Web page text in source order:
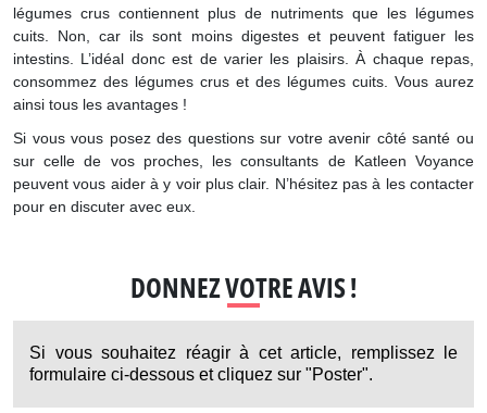
légumes crus contiennent plus de nutriments que les légumes
cuits. Non, car ils sont moins digestes et peuvent fatiguer les
intestins. L’idéal donc est de varier les plaisirs. À chaque repas,
consommez des légumes crus et des légumes cuits. Vous aurez
ainsi tous les avantages !
Si vous vous posez des questions sur votre avenir côté santé ou
sur celle de vos proches, les consultants de Katleen Voyance
peuvent vous aider à y voir plus clair. N’hésitez pas à les contacter
pour en discuter avec eux.
DONNEZ VOTRE AVIS !
Si vous souhaitez réagir à cet article, remplissez le
formulaire ci-dessous et cliquez sur "Poster".